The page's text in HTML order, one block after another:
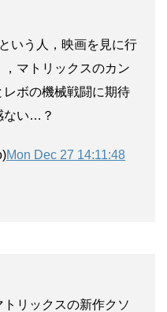
いう人，映画を見に行
，マトリックスのカン
ボの機械戦闘に期待
ない…？
Mon Dec 27 14:11:48
トリックスの新作クソ